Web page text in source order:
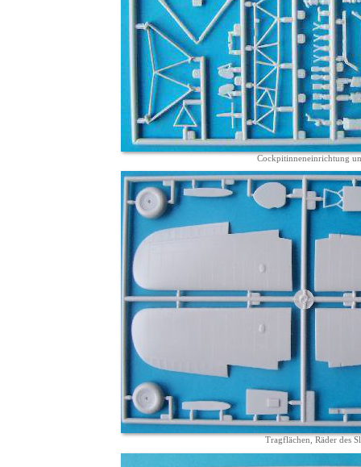
Cockpitinneneinrichtung
Tragflächen, Räder des